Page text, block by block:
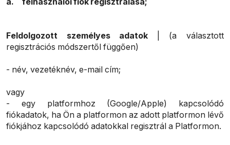
Feldolgozott személyes adatok
| (a választott
regisztrációs módszertől függően)
- név, vezetéknév, e-mail cím;
vagy
- egy platformhoz (Google/Apple) kapcsolódó
fiókadatok, ha Ön a platformon az adott platformon lévő
fiókjához kapcsolódó adatokkal regisztrál a Platformon.